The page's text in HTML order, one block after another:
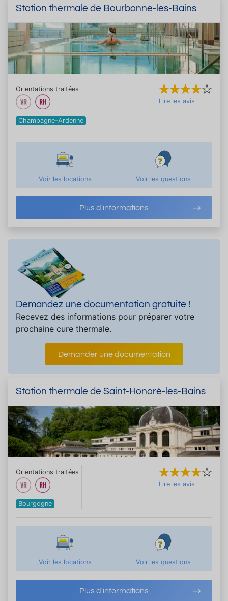
Station thermale de Bourbonne-les-Bains
Orientations traitées
Champagne-Ardenne
Lire les avis
Voir les locations Voir les questions
Plus d'informations
Demandez une documentation gratuite !
Recevez des informations pour préparer votre
prochaine cure thermale.
Demander une documentation
Station thermale de Saint-Honoré-les-Bains
Orientations traitées
Bourgogne
Lire les avis
Voir les locations Voir les questions
Plus d'informations